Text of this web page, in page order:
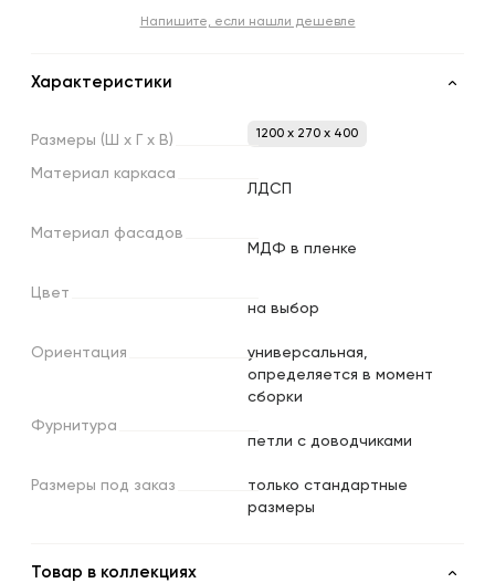
Напишите, если нашли дешевле
Характеристики
Размеры (Ш х х В) 1200 x 270 x 400
Материал каркаса
ЛДСП
Материал фасадов
МДФ в пленке
Цвет
на выбор
Ориентация
универсальная,
определяется в момент
сборки
Фурнитура
петли с доводчиками
Размеры под заказ
только стандартные
размеры
Товар в коллекциях